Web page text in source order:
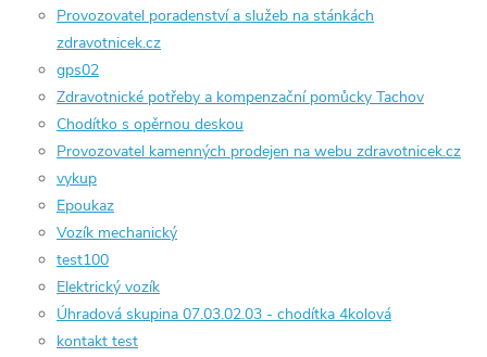
Provozovatel poradenství a služeb na stánkách
zdravotnicek.cz
gps02
Zdravotnické potřeby a kompenzační pomůcky Tachov
Chodítko s opěrnou deskou
Provozovatel kamenných prodejen na webu zdravotnicek.cz
vykup
Epoukaz
Vozík mechanický
test100
Elektrický vozík
Úhradová skupina 07.03.02.03 - chodítka 4kolová
kontakt test